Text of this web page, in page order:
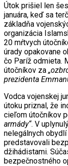
Útok prišiel len
januára, keď sa
základňa
organizácia
20 mŕtvych
úrady opakovane
čo Paríž odmieta.
útočníkov za
prezidenta
Vodca vojenskej
útoku priznal, že
cieľom útočníkov
armády“. V
nelegálnych
predstavovali
džihádistami.
bezpečnostného